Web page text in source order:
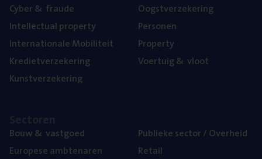
Cyber& fraude
Intel­lec­tu­al property
Inter­na­ti­o­na­le Mobiliteit
Kre­diet­ver­ze­ke­ring
Kunst­ver­ze­ke­ring
Oogst­ver­ze­ke­ring
Per­so­nen
Pro­per­ty
Voer­tuig& vloot
Bouw& vastgoed
Euro­pe­se ambtenaren
Publie­ke sec­tor / Overheid
Retail